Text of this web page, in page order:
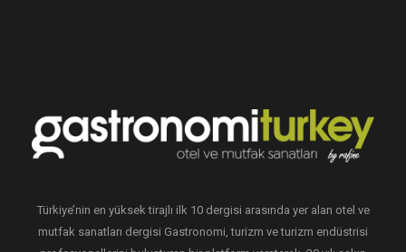
Türkiye’nin en yüksek tirajlı ilk 10 dergisi arasında yer alan otel ve
mutfak sanatları dergisi Gastronomi, turizm ve turizm endüstrisi